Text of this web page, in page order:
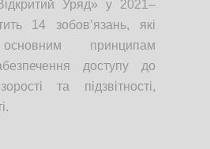
Уряд» у 2021–
14 зобов’язань, які
основним принципам
доступу до
та підзвітності,